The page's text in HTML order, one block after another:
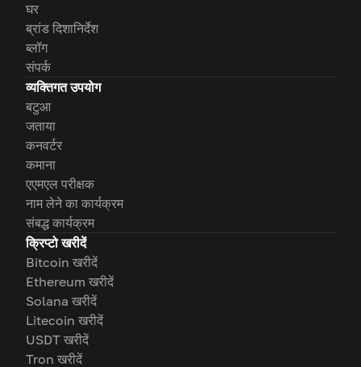
घर
ब्रांड दिशानिर्देश
ब्लॉग
संपर्क
व्यक्तिगत उपयोग
बटुआ
जताया
कनवर्टर
कमाना
एएमएल परीक्षक
नाम लेने का कार्यक्रम
संबद्ध कार्यक्रम
क्रिप्टो खरीदें
Bitcoin खरीदें
Ethereum खरीदें
Solana खरीदें
Litecoin खरीदें
USDT खरीदें
Tron खरीदें